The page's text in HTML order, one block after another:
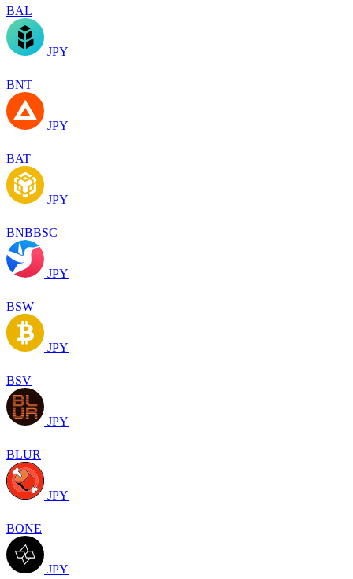
BAL
JPY
BNT
JPY
BAT
JPY
BNBBSC
JPY
BSW
JPY
BSV
JPY
BLUR
JPY
BONE
JPY